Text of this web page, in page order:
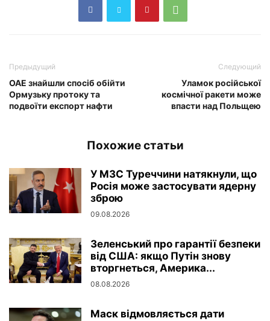
Предыдущий
ОАЕ знайшли спосіб обійти
Ормузьку протоку та
подвоїти експорт нафти
Следующий
Уламок російської
космічної ракети може
впасти над Польщею
Похожие статьи
У МЗС Туреччини натякнули, що
Росія може застосувати ядерну
зброю
09.08.2026
Зеленський про гарантії безпеки
від США: якщо Путін знову
вторгнеться, Америка...
08.08.2026
Маск відмовляється дати